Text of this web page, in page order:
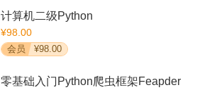
计算机二级Python
¥98.00
会员 ¥98.00
零基础入门Python爬虫框架Feapder